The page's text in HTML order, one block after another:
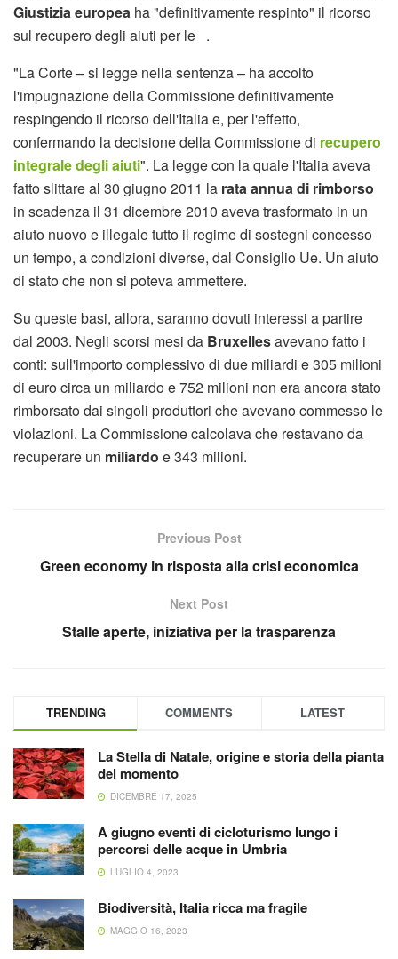
Giustizia europea ha "definitivamente respinto" il ricorso
sul recupero degli aiuti per le .
"La Corte – si legge nella sentenza – ha accolto
l'impugnazione della Commissione definitivamente
respingendo il ricorso dell'Italia e, per l'effetto,
confermando la decisione della Commissione di recupero
integrale degli aiuti". La legge con la quale l'Italia aveva
fatto slittare al 30 giugno 2011 la rata annua di rimborso
in scadenza il 31 dicembre 2010 aveva trasformato in un
aiuto nuovo e illegale tutto il regime di sostegni concesso
un tempo, a condizioni diverse, dal Consiglio Ue. Un aiuto
di stato che non si poteva ammettere.
Su queste basi, allora, saranno dovuti interessi a partire
dal 2003. Negli scorsi mesi da Bruxellesavevano fatto i
conti: sull'importo complessivo di due miliardi e 305 milioni
di euro circa un miliardo e 752 milioni non era ancora stato
rimborsato dai singoli produttori che avevano commesso le
violazioni. La Commissione calcolava che restavano da
recuperare un miliardo e 343 milioni.
Previous Post
Green economy in risposta alla crisi economica
Next Post
Stalle aperte, iniziativa per la trasparenza
TRENDING COMMENTS LATEST
La Stella di Natale, origine e storia della pianta
del momento
DICEMBRE 17, 2025
A giugno eventi di cicloturismo lungo i
percorsi delle acque in Umbria
LUGLIO 4, 2023
Biodiversità, Italia ricca ma fragile
MAGGIO 16, 2023